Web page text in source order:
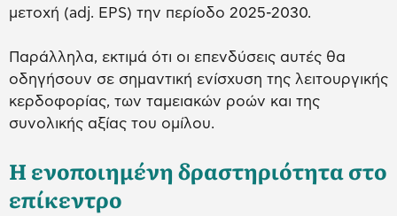
μετοχή (adj. EPS) την περίοδο 2025-2030.
Παράλληλα, εκτιμά ότι οι επενδύσεις αυτές θα
οδηγήσουν σε σημαντική ενίσχυση της λειτουργικής
κερδοφορίας, των ταμειακών ροών και της
συνολικής αξίας του ομίλου.
Η ενοποιημένη δραστηριότητα στο
επίκεντρο